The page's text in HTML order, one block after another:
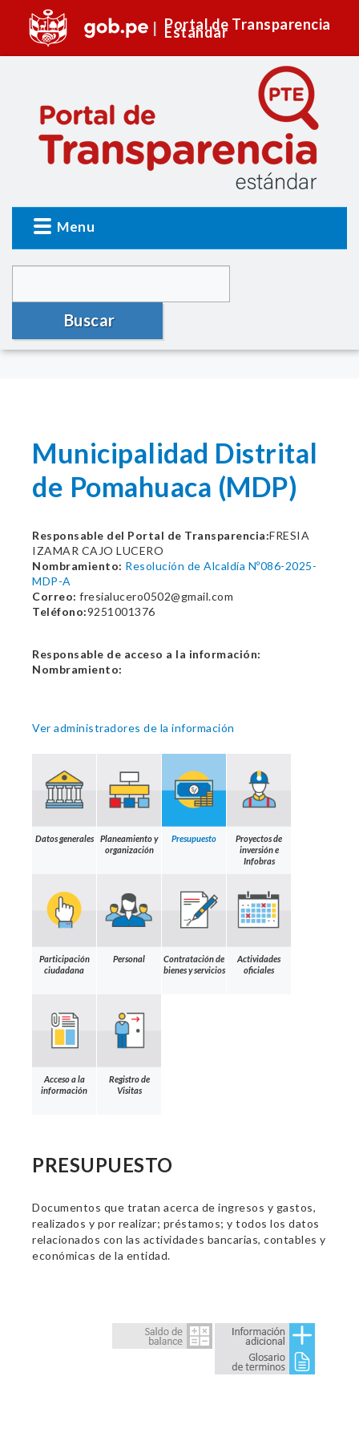
Portal de Transparencia
Estándar
Menu
Buscar
Municipalidad Distrital
de Pomahuaca (MDP)
Responsable del Portal de Transparencia:FRESIA
IZAMAR CAJO LUCERO
Nombramiento: Resolución de Alcaldía Nº086-2025-
MDP-A
Correo: fresialucero0502@gmail.com
Teléfono:9251001376
Responsable de acceso a la información:
Nombramiento:
Ver administradores de la información
Datos generales
Planeamiento y
organización
Presupuesto
Proyectos de
inversión e
Infobras
Participación
ciudadana
Personal
Contratación de
bienes y servicios
Actividades
oficiales
Acceso a la
información
Registro de
Visitas
PRESUPUESTO
Documentos que tratan acerca de ingresos y gastos,
realizados y por realizar; préstamos; y todos los datos
relacionados con las actividades bancarias, contables y
económicas de la entidad.